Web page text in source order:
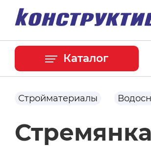
Каталог
Стройматериалы